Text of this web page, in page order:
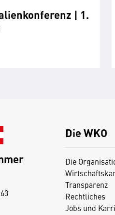
| 1.
Die WKO
Die
Transparenz
Rechtliches
Jobs und